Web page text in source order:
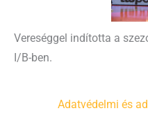
Vereséggel indította a
I/B-ben.
Adatvédelmi és